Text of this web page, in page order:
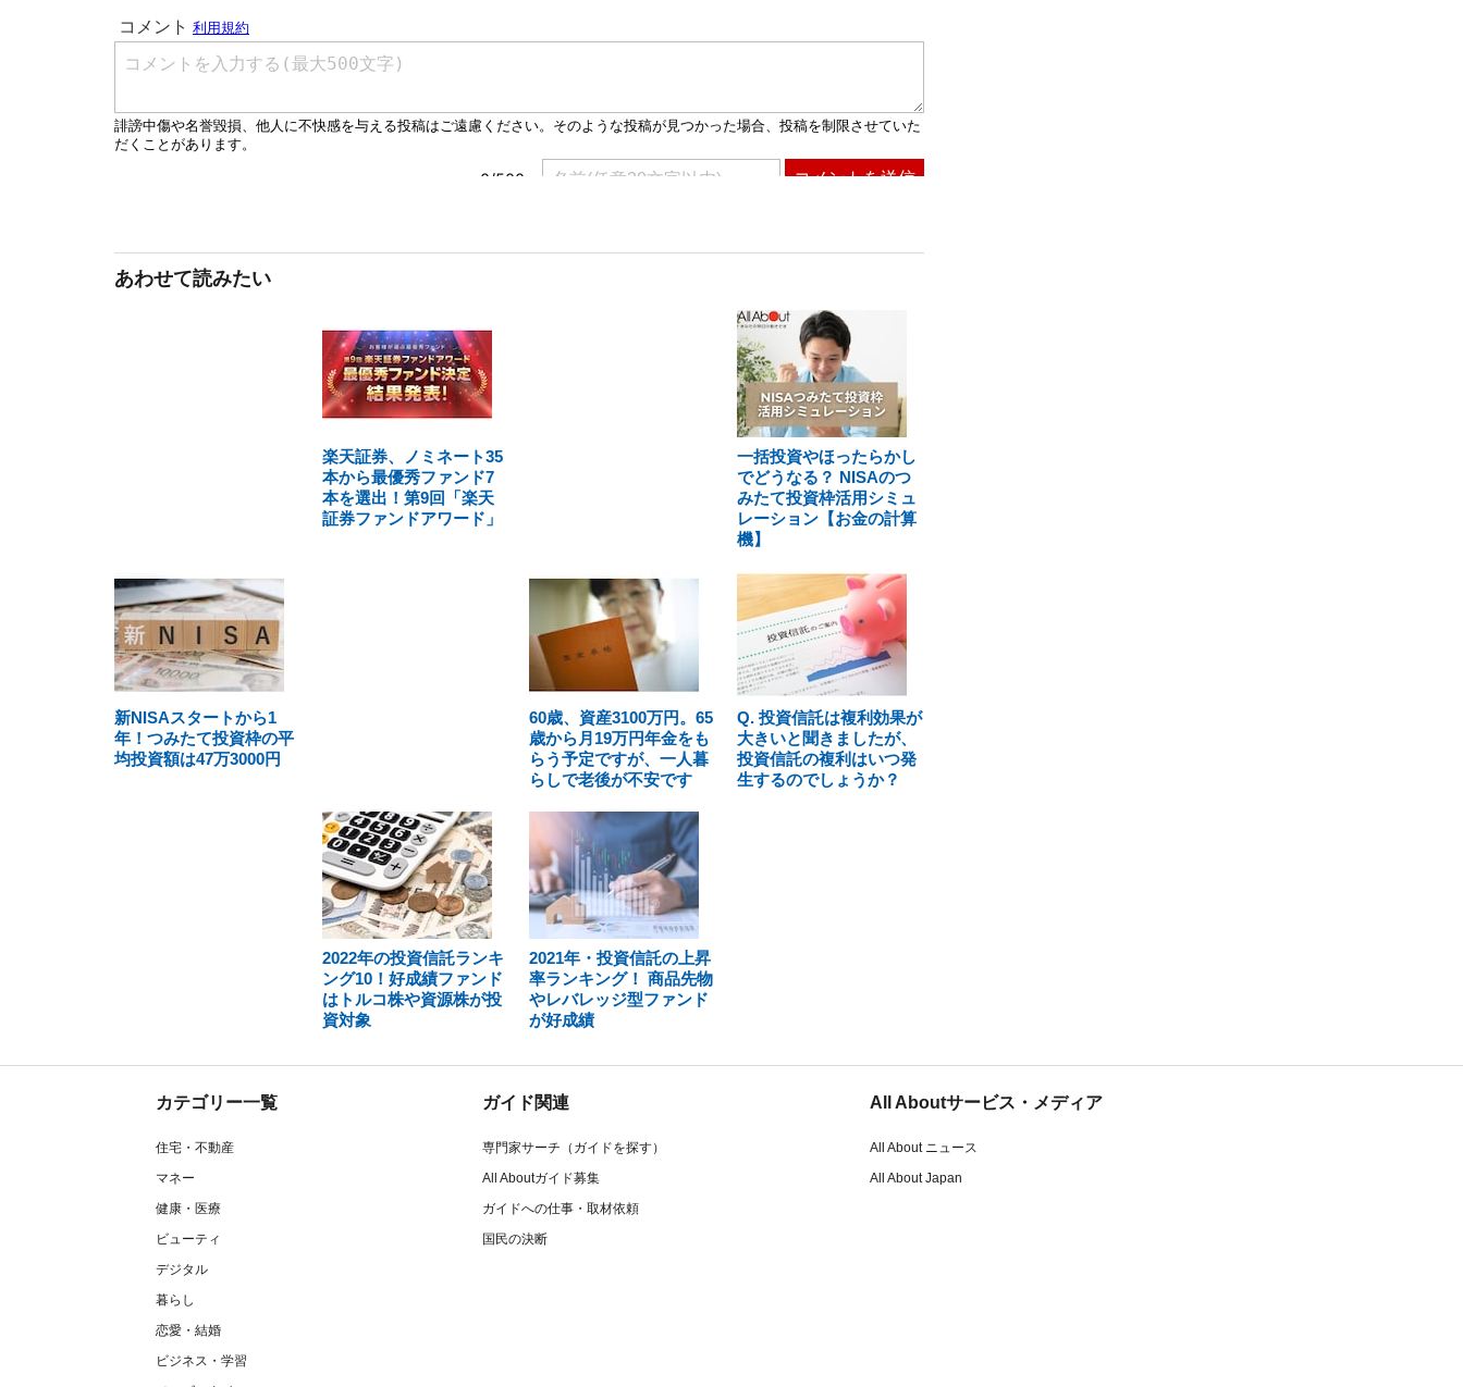
あわせて読みたい
楽天証券、ノミネート35
本から最優秀ファンド7
本を選出！第9回「楽天
証券ファンドアワード」
一括投資やほったらかし
でどうなる？ NISAのつ
みたて投資枠活用シミュ
レーション【お金の計算
機】
新NISAスタートから1
年！つみたて投資枠の平
均投資額は47万3000円
60歳、資産3100万円。65
歳から月19万円年金をも
らう予定ですが、一人暮
らしで老後が不安です
Q. 投資信託は複利効果が
大きいと聞きましたが、
投資信託の複利はいつ発
生するのでしょうか？
2022年の投資信託ランキ
ング10！好成績ファンド
はトルコ株や資源株が投
資対象
2021年・投資信託の上昇
率ランキング！ 商品先物
やレバレッジ型ファンド
が好成績
カテゴリー一覧
住宅・不動産
マネー
健康・医療
ビューティ
デジタル
暮らし
恋愛・結婚
ビジネス・学習
ガイド関連
専門家サーチ（ガイドを探す）
All Aboutガイド募集
ガイドへの仕事・取材依頼
国民の決断
All Aboutサービス・メディア
All About ニュース
All About Japan